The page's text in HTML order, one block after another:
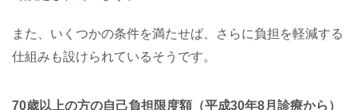
また、いくつかの条件を満たせば、さらに負担を軽減する
仕組みも設けられているそうです。
70歳以上の方の自己負担限度額（平成30年8月診療から）